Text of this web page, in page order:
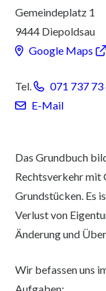
Gemeindeplatz 1
9444 Diepoldsau
Google Maps
Tel.
071 737 73
E-Mail
Das Grundbuch
Rechtsverkehr mit
Grundstücken. Es
Verlust von
Änderung und
Wir befassen uns
Aufgaben: